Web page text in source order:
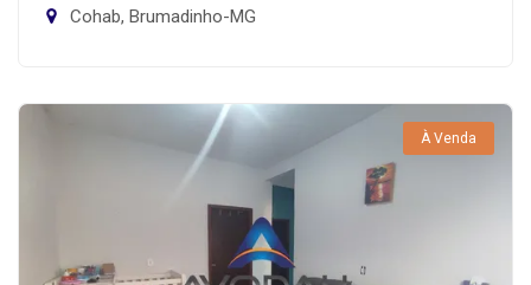
Cohab, Brumadinho-MG
À Venda